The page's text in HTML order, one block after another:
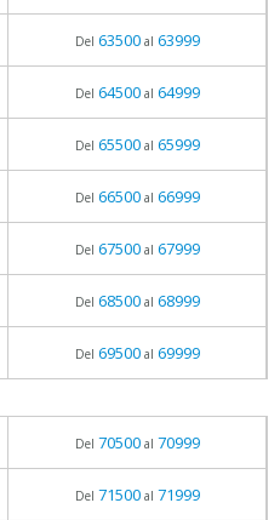
Del 63500al 63999
Del 64500al 64999
Del 65500al 65999
Del 66500al 66999
Del 67500al 67999
Del 68500al 68999
Del 69500al 69999
Del 70500al 70999
Del 71500al 71999